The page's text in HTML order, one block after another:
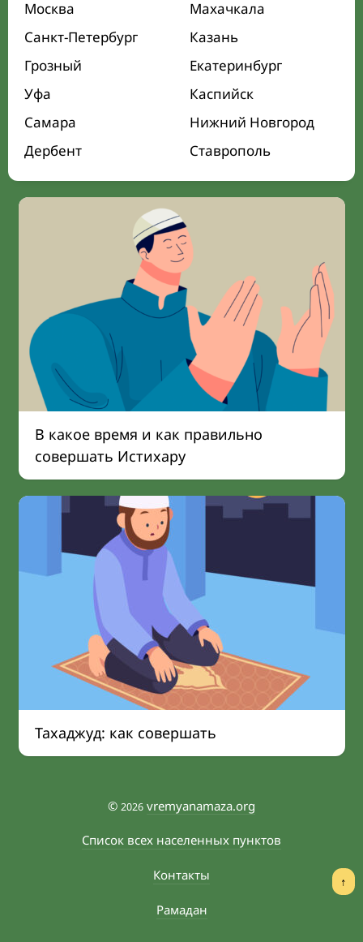
Москва
Махачкала
Санкт-Петербург
Казань
Грозный
Екатеринбург
Уфа
Каспийск
Самара
Нижний Новгород
Дербент
Ставрополь
В какое время и как правильно
совершать Истихару
Тахаджуд: как совершать
© 2026 vremyanamaza.org
Список всех населенных пунктов
Контакты
Рамадан
↑